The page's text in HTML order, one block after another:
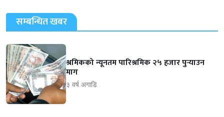
सम्बन्धित खबर
श्रमिकको न्यूनतम पारिश्रमिक २५ हजार पुर्‍याउन
माग
३ वर्ष अगाडि